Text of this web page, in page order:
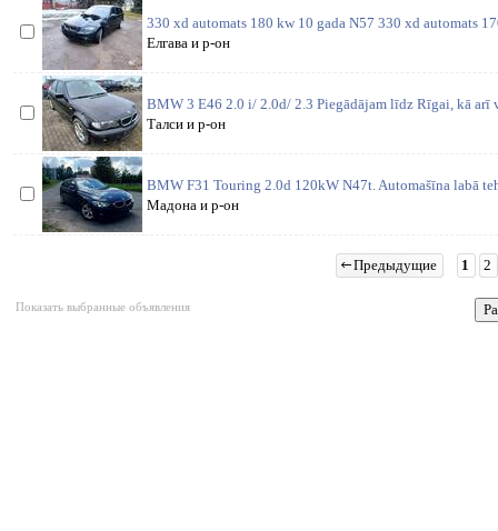
330 xd automats 180 kw 10 gada N57 330 xd automats
Елгава и р-он
BMW 3 E46 2.0 i/ 2.0d/ 2.3 Piegādājam līdz Rīgai, kā arī
Талси и р-он
BMW F31 Touring 2.0d 120kW N47t. Automašīna labā
Мадона и р-он
Предыдущие 1 2
Показать выбранные объявления